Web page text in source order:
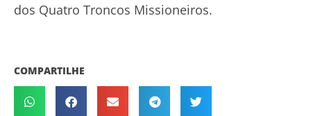
dos Quatro Troncos Missioneiros.
COMPARTILHE